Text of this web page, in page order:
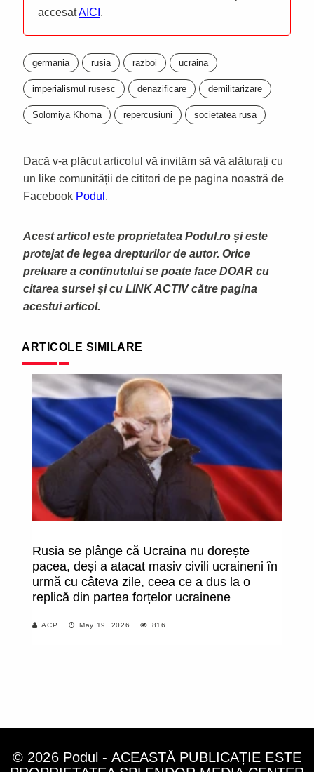
accesatAICI .
germania rusia razboi ucraina
imperialismul rusesc denazificare demilitarizare
Solomiya Khoma repercusiuni societatea rusa
Dacă v-a plăcut articolul vă invităm să vă alăturați cu
un like comunității de cititori de pe pagina noastră de
Facebook Podul .
Acest articol este proprietatea Podul.ro și este
protejat de legea drepturilor de autor. Orice
preluare a continutului se poate face DOAR cu
citarea sursei și cu LINK ACTIV către pagina
acestui articol.
ARTICOLE SIMILARE
Rusia se plânge că Ucraina nu dorește
pacea, deși a atacat masiv civili ucraineni în
urmă cu câteva zile, ceea ce a dus la o
replică din partea forțelor ucrainene
ACP May 19, 2026 816
© 2026 Podul - ACEASTĂ PUBLICAȚIE ESTE